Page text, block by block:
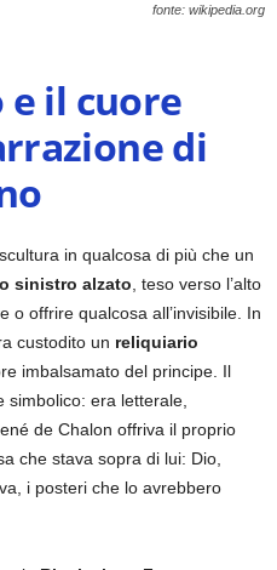
fonte: wikipedia.org
e il cuore
di
in qualcosa di più che un
sinistro alzato , teso verso l’alto
o offrire qualcosa all’invisibile. In
custodito un reliquiario
imbalsamato del principe. Il
era letterale,
de Chalon offriva il proprio
che stava sopra di lui: Dio,
i posteri che lo avrebbero